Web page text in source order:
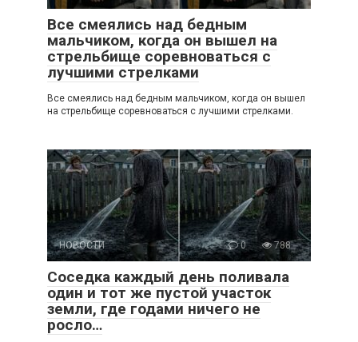
Все смеялись над бедным
мальчиком, когда он вышел на
стрельбище соревноваться с
лучшими стрелками
Все смеялись над бедным мальчиком, когда он вышел
на стрельбище соревноваться с лучшими стрелками.
НОВОСТИ 0 788
Соседка каждый день поливала
один и тот же пустой участок
земли, где годами ничего не
росло…